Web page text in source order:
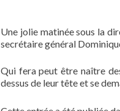
Une jolie matinée sous la
secrétaire général
Qui fera peut être naître
dessus de leur tête et se